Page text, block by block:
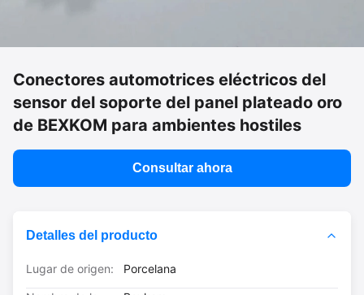
Conectores automotrices eléctricos del
sensor del soporte del panel plateado oro
de BEXKOM para ambientes hostiles
Consultar ahora
Detalles del producto
Lugar de origen: Porcelana